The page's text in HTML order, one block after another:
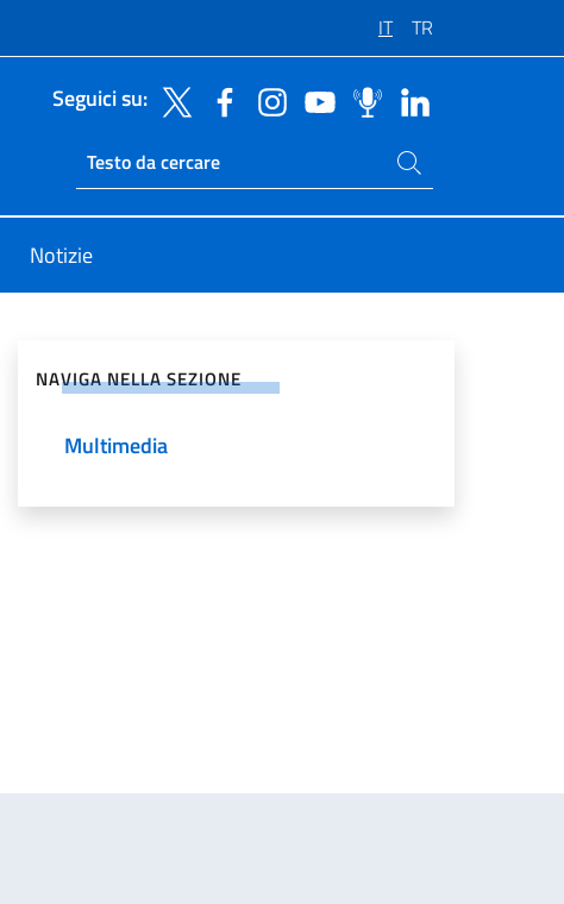
IT TR
Seguici su:
Ricerca sito live
Cerca nel sito
Notizie
NAVIGA NELLA SEZIONE
Multimedia